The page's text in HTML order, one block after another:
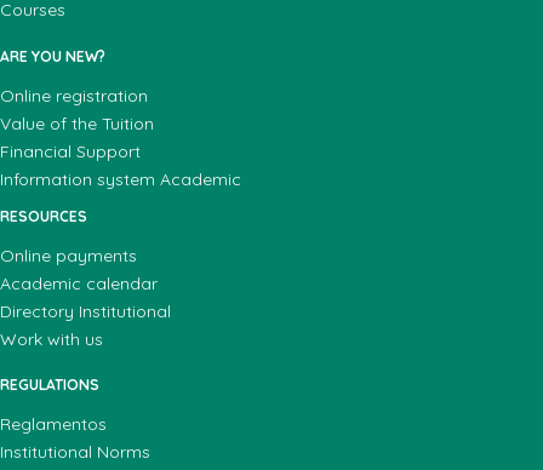
Courses
ARE YOU NEW?
Online registration
Value of the Tuition
Financial Support
Information system Academic
RESOURCES
Online payments
Academic calendar
Directory Institutional
Work with us
REGULATIONS
Reglamentos
Institutional Norms